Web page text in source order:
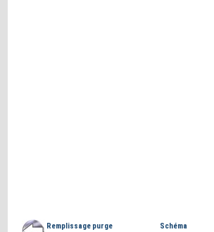
Remplissage purge Schéma